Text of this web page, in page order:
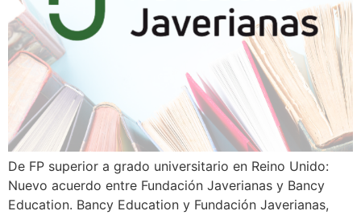
De FP superior a grado universitario en Reino Unido:
Nuevo acuerdo entre Fundación Javerianas y Bancy
Education. Bancy Education y Fundación Javerianas,